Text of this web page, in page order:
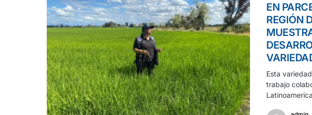
EN
REGIÓN
Esta
trabajo